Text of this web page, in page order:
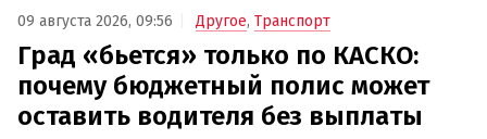
09 августа 2026, 09:56 Другое, Транспорт
Град «бьется» только по КАСКО:
почему бюджетный полис может
оставить водителя без выплаты